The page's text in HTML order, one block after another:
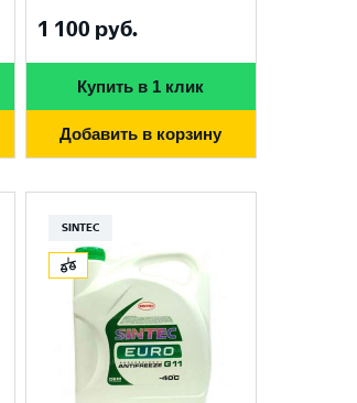
1 100 руб.
Купить в 1 клик
Добавить в корзину
SINTEC